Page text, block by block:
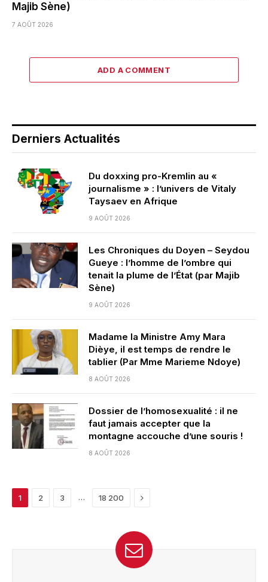
Majib Sène)
7 AOÛT 2026
ADD A COMMENT
Derniers Actualités
Du doxxing pro-Kremlin au «
journalisme » : l’univers de Vitaly
Taysaev en Afrique
9 AOÛT 2026
Les Chroniques du Doyen – Seydou
Gueye : l’homme de l’ombre qui
tenait la plume de l’État (par Majib
Sène)
9 AOÛT 2026
Madame la Ministre Amy Mara
Dièye, il est temps de rendre le
tablier (Par Mme Marieme Ndoye)
8 AOÛT 2026
Dossier de l’homosexualité : il ne
faut jamais accepter que la
montagne accouche d’une souris !
8 AOÛT 2026
1 2 3 … 18 200 Next